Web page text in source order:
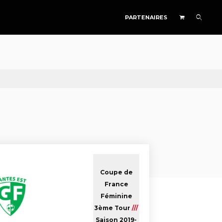
PARTENAIRES
Coupe de
France
Féminine
3ème Tour ///
Saison 2019-